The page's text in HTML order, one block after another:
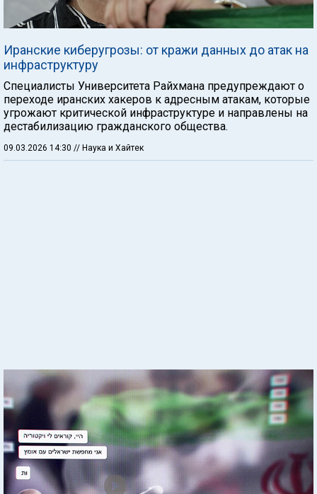
Иранские киберугрозы: от кражи данных до атак на
инфраструктуру
Специалисты Университета Райхмана предупреждают о
переходе иранских хакеров к адресным атакам, которые
угрожают критической инфраструктуре и направлены на
дестабилизацию гражданского общества.
09.03.2026 14:30 // Наука и Хайтек